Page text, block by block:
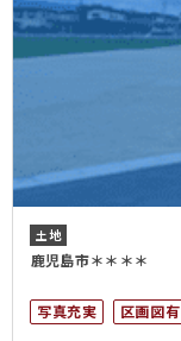
土地
鹿児島市＊＊＊＊
写真充実 区画図有